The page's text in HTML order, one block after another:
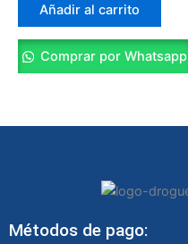
Añadir al carrito
Comprar por Whatsapp
Métodos de pago: